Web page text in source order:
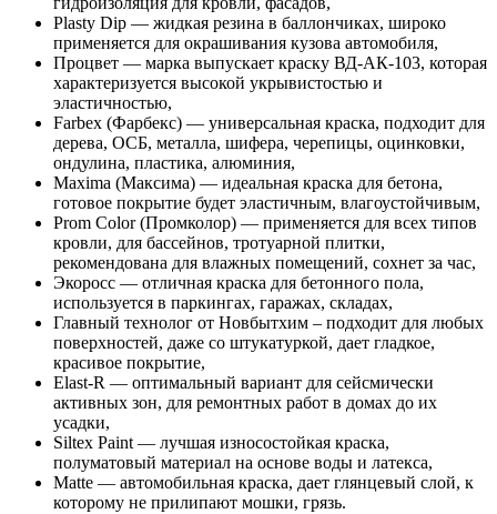
Plasty Dip — жидкая резина в баллончиках, широко
применяется для окрашивания кузова автомобиля,
Процвет — марка выпускает краску ВД-АК-103, которая
характеризуется высокой укрывистостью и
эластичностью,
Farbex (Фарбекс) — универсальная краска, подходит для
дерева, ОСБ, металла, шифера, черепицы, оцинковки,
ондулина, пластика, алюминия,
Maxima (Максима) — идеальная краска для бетона,
готовое покрытие будет эластичным, влагоустойчивым,
Prom Color (Промколор) — применяется для всех типов
кровли, для бассейнов, тротуарной плитки,
рекомендована для влажных помещений, сохнет за час,
Экоросс — отличная краска для бетонного пола,
используется в паркингах, гаражах, складах,
Главный технолог от Новбытхим – подходит для любых
поверхностей, даже со штукатуркой, дает гладкое,
красивое покрытие,
Elast-R — оптимальный вариант для сейсмически
активных зон, для ремонтных работ в домах до их
усадки,
Siltex Paint — лучшая износостойкая краска,
полуматовый материал на основе воды и латекса,
Matte — автомобильная краска, дает глянцевый слой, к
которому не прилипают мошки, грязь.